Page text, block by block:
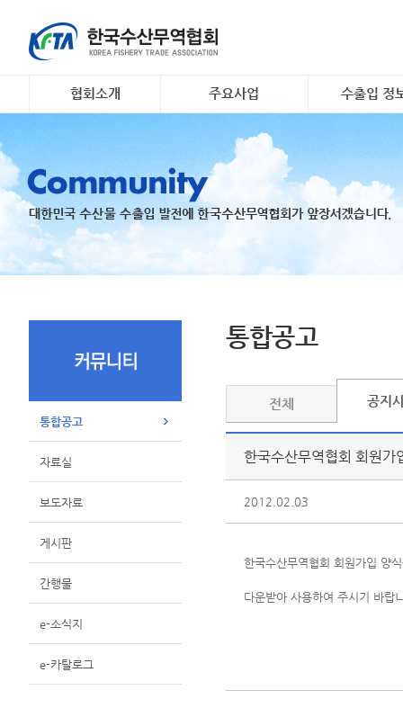
협회소개
조직도
회원명부
유관기관·사업
주요사업
대일 김 수출 촉진 사업
리스크안전망 구축
수출기업 맞춤형 해외시
장조사
K- 씨푸드 인바운드 마케
지원
수출입 정
무역관련 정
통합공고
자료실
보도자료
게시판
간행물
e-소식지
e-카탈로그
통합공고
전체 공지
한국수산무역협회 회원가
2012.02.03
한국수산무역협회 회원가입 양
다운받아 사용하여 주시기 바랍